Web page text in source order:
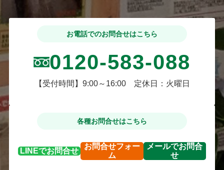
お電話でのお問合せはこちら
0120-583-088
【受付時間】9:00～16:00 定休日：火曜日
各種お問合せはこちら
LINEでお問合せ
お問合せフォー
ム
メールでお問合
せ